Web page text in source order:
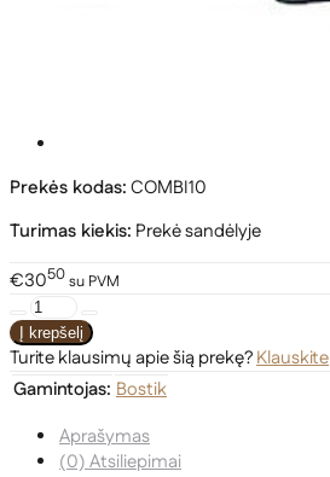
Prekės kodas:COMBI10
Turimas kiekis: Prekė sandėlyje
€3050su PVM
Turite klausimų apie šią prekę?Klauskite
Gamintojas: Bostik
Aprašymas
(0) Atsiliepimai